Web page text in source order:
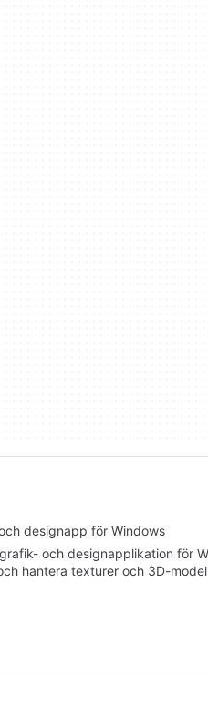
designapp för Windows
och designapplikation för
hantera texturer och 3D-